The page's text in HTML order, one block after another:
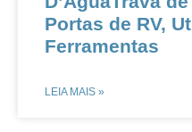
Portas de RV,
Ferramentas
LEIA MAIS »